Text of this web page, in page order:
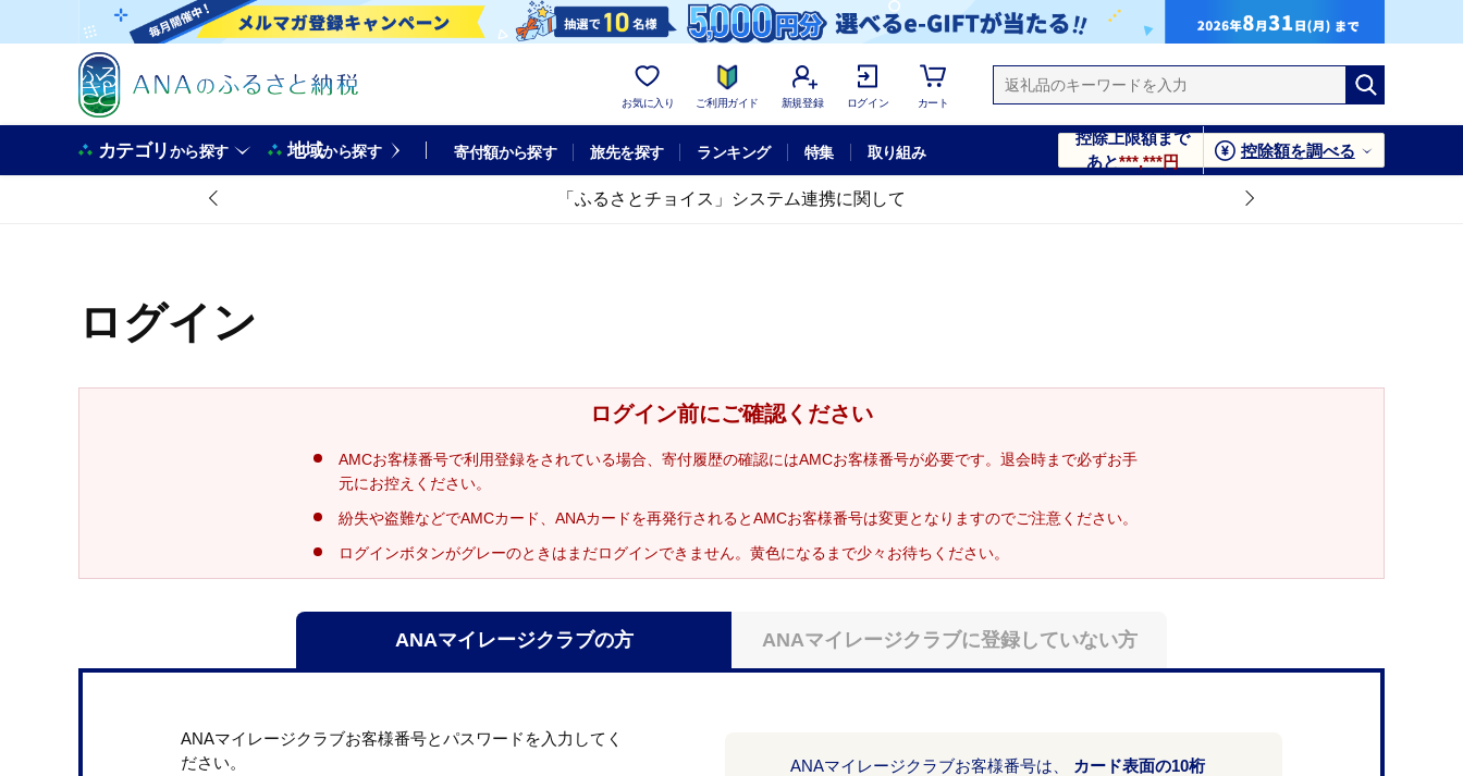
お気に入り ご利用ガイド 新規登録 ログイン カート
カテゴリから探す 地域から探す 寄付額から探す 旅先を探す ランキング 特集 取り組み
控除上限額まで
あと***,***円
控除額を調べる
「ふるさとチョイス」システム連携に関して
ログイン
ログイン前にご確認ください
AMCお客様番号で利用登録をされている場合、寄付履歴の確認にはAMCお客様番号が必要です。退会時まで必ずお手
元にお控えください。
紛失や盗難などでAMCカード、ANAカードを再発行されるとAMCお客様番号は変更となりますのでご注意ください。
ログインボタンがグレーのときはまだログインできません。黄色になるまで少々お待ちください。
ANAマイレージクラブの方 ANAマイレージクラブに登録していない方
ANAマイレージクラブお客様番号とパスワードを入力してく
ださい。
ANAマイレージクラブお客様番号は、
カード表面の10桁